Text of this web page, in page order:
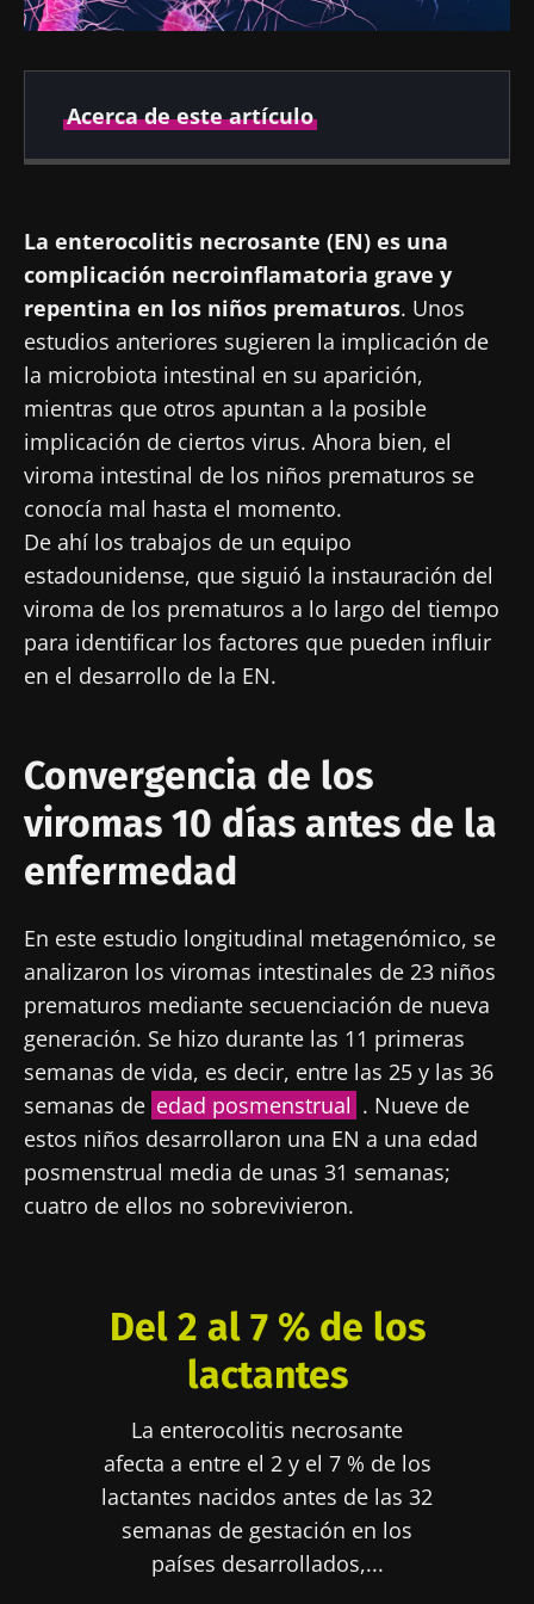
Acerca de este artículo
12 Julio 2022
19 Agosto 2024
La enterocolitis necrosante (EN) es una
complicación necroinflamatoria grave y
repentina en los niños prematuros. Unos
estudios anteriores sugieren la implicación de
la microbiota intestinal en su aparición,
mientras que otros apuntan a la posible
implicación de ciertos virus. Ahora bien, el
viroma intestinal de los niños prematuros se
conocía mal hasta el momento.
De ahí los trabajos de un equipo
estadounidense, que siguió la instauración del
viroma de los prematuros a lo largo del tiempo
para identificar los factores que pueden influir
en el desarrollo de la EN.
Convergencia de los
viromas 10 días antes de la
enfermedad
En este estudio longitudinal metagenómico, se
analizaron los viromas intestinales de 23 niños
prematuros mediante secuenciación de nueva
generación. Se hizo durante las 11 primeras
semanas de vida, es decir, entre las 25 y las 36
semanas de edad posmenstrual . Nueve de
estos niños desarrollaron una EN a una edad
posmenstrual media de unas 31 semanas;
cuatro de ellos no sobrevivieron.
Del 2 al 7 % de los
lactantes
La enterocolitis necrosante
afecta a entre el 2 y el 7 % de los
lactantes nacidos antes de las 32
semanas de gestación en los
países desarrollados,...